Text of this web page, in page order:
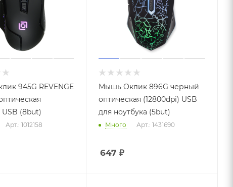
945G REVENGE
USB (8but)
Арт.: 1012158
Мышь Оклик 896G черный
оптическая (12800dpi) USB
для ноутбука (5but)
Много Арт.: 1431690
647 ₽